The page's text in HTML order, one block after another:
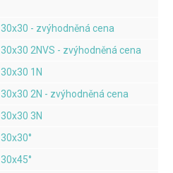
30x30 - zvýhodněná cena
30x30 2NVS - zvýhodněná cena
30x30 1N
30x30 2N - zvýhodněná cena
30x30 3N
30x30°
30x45°